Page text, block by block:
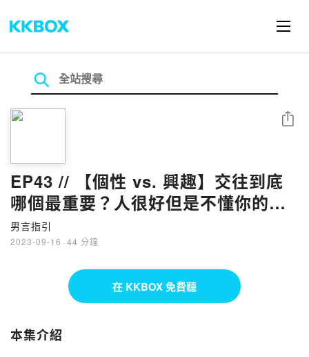
EP43 // 【個性 vs. 興趣】交往到底
哪個最重要？人很好但是不懂你的興
趣，還是興趣相投但人很靠北？！
男言指引
2023-09-16 · 44 分鐘
分享
在 KKBOX 免費聽
本集介紹